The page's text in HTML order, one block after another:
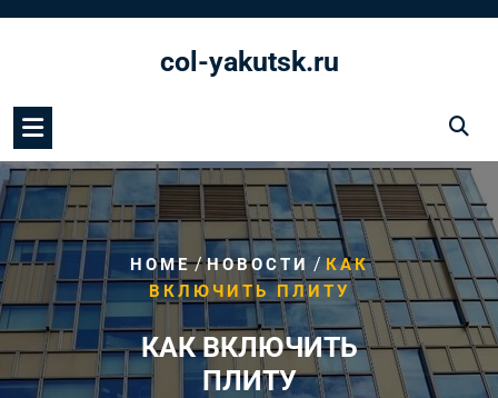
col-yakutsk.ru
HOME/НОВОСТИ /КАК
ВКЛЮЧИТЬ ПЛИТУ
КАК ВКЛЮЧИТЬ
ПЛИТУ